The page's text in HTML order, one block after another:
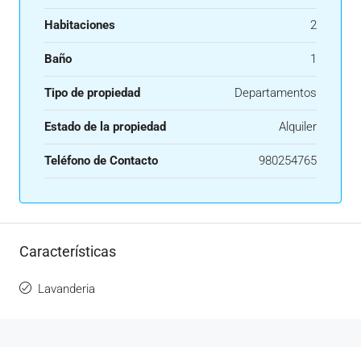
Habitaciones 2
Baño 1
Tipo de propiedad Departamentos
Estado de la propiedad Alquiler
Teléfono de Contacto 980254765
Características
Lavanderia